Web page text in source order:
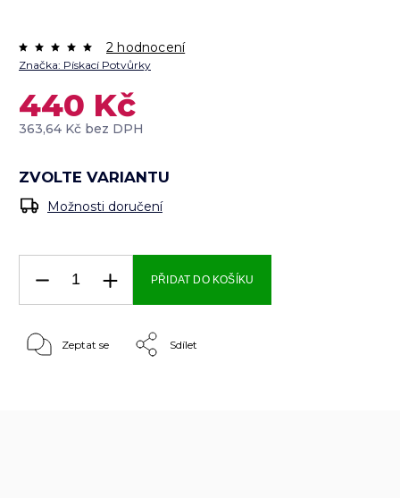
Značka: Pískací Potvůrky
2 hodnocení
440 Kč
363,64 Kč bez DPH
ZVOLTE VARIANTU
Možnosti doručení
PŘIDAT DO KOŠÍKU
Zeptat se Sdílet